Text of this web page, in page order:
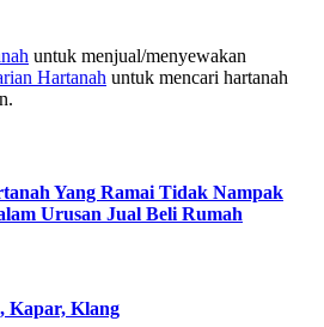
untuk menjual/menyewakan
Hartanah untuk mencari hartanah
Yang Ramai Tidak Nampak
Urusan Jual Beli Rumah
Kapar, Klang